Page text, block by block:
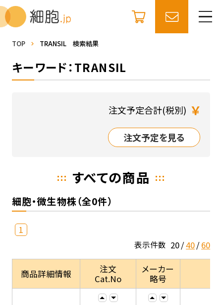
TOP TRANSIL 検索結果
キーワード：TRANSIL
注文予定合計(税別) ￥
注文予定を見る
すべての商品
細胞・微生物株（全0件）
1
表示件数 20 40 60
商品詳細情報
注文
Cat.No
メーカー
略号